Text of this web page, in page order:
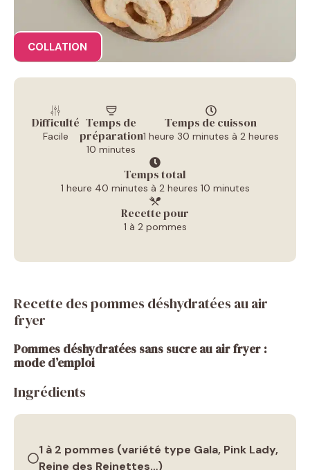
COLLATION
Difficulté
Facile
Temps de
préparation
10 minutes
Temps de cuisson
1 heure 30 minutes à 2 heures
Temps total
1 heure 40 minutes à 2 heures 10 minutes
Recette pour
1 à 2 pommes
Recette des pommes déshydratées au air
fryer
Pommes déshydratées sans sucre au air fryer :
mode d’emploi
Ingrédients
1 à 2 pommes (variété type Gala, Pink Lady,
Reine des Reinettes…)